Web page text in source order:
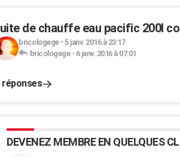
de chauffe eau pacific 200l
bricologege- 5 janv. 2016 à 23:17
bricologege- 6 janv. 2016 à 07:01
réponses
DEVENEZ MEMBRE EN QUELQUES